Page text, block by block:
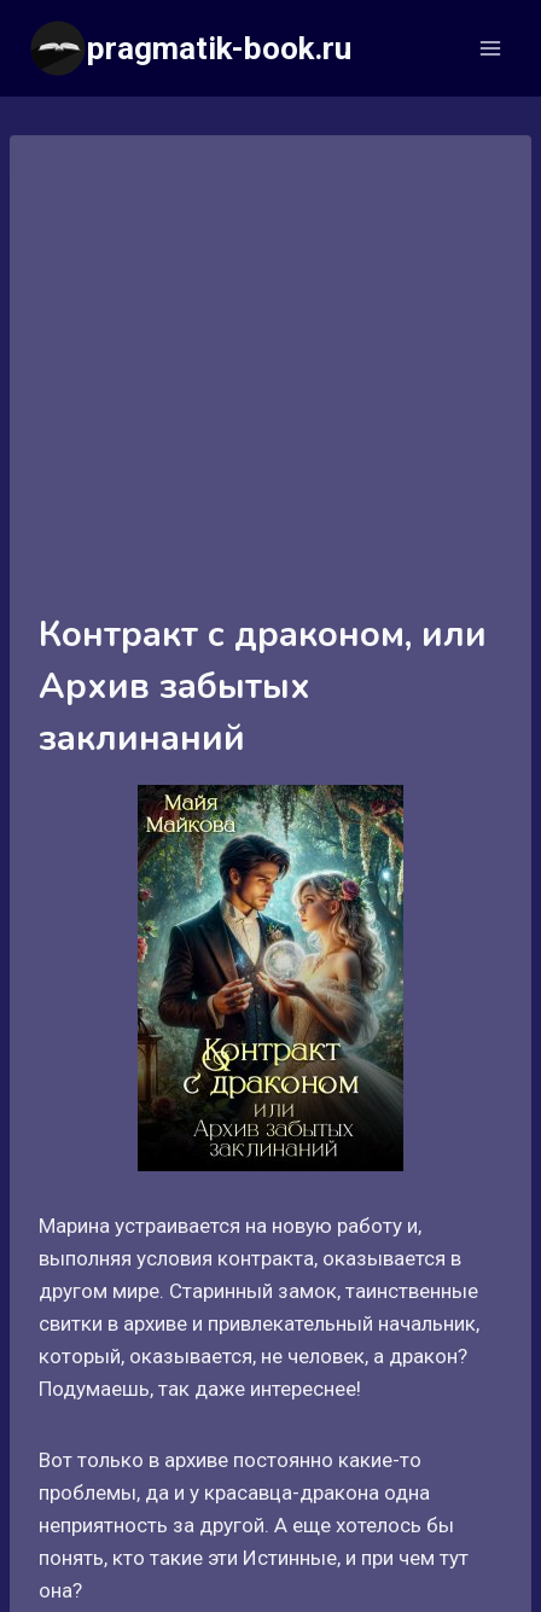
Перейти
содержимому
pragmatik-book.ru
Контракт с драконом, или
Архив забытых
заклинаний
Марина устраивается на новую работу и,
выполняя условия контракта, оказывается в
другом мире. Старинный замок, таинственные
свитки в архиве и привлекательный начальник,
который, оказывается, не человек, а дракон?
Подумаешь, так даже интереснее!
Вот только в архиве постоянно какие-то
проблемы, да и у красавца-дракона одна
неприятность за другой. А еще хотелось бы
понять, кто такие эти Истинные, и при чем тут
она?